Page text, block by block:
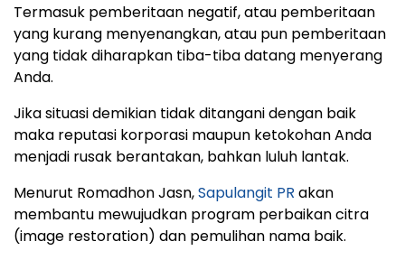
Termasuk pemberitaan negatif, atau pemberitaan
yang kurang menyenangkan, atau pun pemberitaan
yang tidak diharapkan tiba-tiba datang menyerang
Anda.
Jika situasi demikian tidak ditangani dengan baik
maka reputasi korporasi maupun ketokohan Anda
menjadi rusak berantakan, bahkan luluh lantak.
Menurut Romadhon Jasn,Sapulangit PR akan
membantu mewujudkan program perbaikan citra
(image restoration) dan pemulihan nama baik.